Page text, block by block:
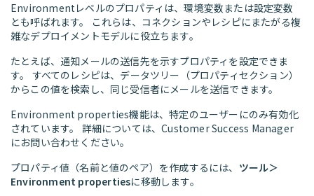
Environmentレベルのプロパティは、環境変数または設定変数
とも呼ばれます。 これらは、コネクションやレシピにまたがる複
雑なデプロイメントモデルに役立ちます。
たとえば、通知メールの送信先を示すプロパティを設定できま
す。 すべてのレシピは、データツリー（プロパティセクション）
からこの値を検索し、同じ受信者にメールを送信できます。
Environment properties機能は、特定のユーザーにのみ有効化
されています。 詳細については、Customer Success Manager
にお問い合わせください。
プロパティ値（名前と値のペア）を作成するには、 ツール＞
Environment propertiesに移動します。